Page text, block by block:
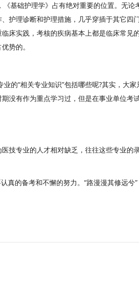
基础护理学》占有绝对重要的位置。无论
护理诊断和护理措施，几乎穿插于其它四
床实践，考核的疾病基本上都是临床常见
势的。
的“相关专业知识”包括哪些呢?其实，大
没有作为重点学习过，但是在事业单位考
技专业的人才相对缺乏，往往这些专业的
真的备考和不懈的努力。“路漫漫其修远兮